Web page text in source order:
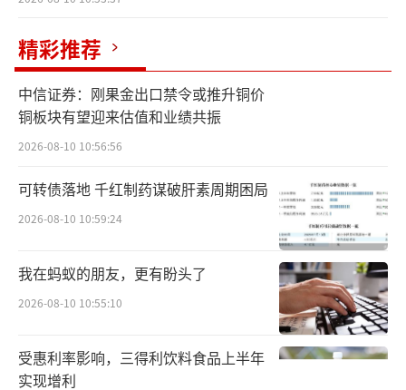
示，饮料行业内卷厉害，随着健康需求的增
长，茶饮以及养生改变品类火爆，桦树汁有一
定的功能性作用，迎合了市场需求，2024年我
已经在桦树汁领域做了超百万元的销售，看到
展，就把合同金额翻番的往上签。
“不知道您喝过没有，如果您持续喝这个
产品，会感受到它的差异性。”游新亭对中华
网财经说。
据游新亭介绍，他从事多年饮料供应链业
务，代理了多个品牌的能量饮料和茶饮品牌。
精彩推荐
中信证券：刚果金出口禁令或推升铜价
铜板块有望迎来估值和业绩共振
2026-08-10 10:56:56
可转债落地 千红制药谋破肝素周期困局
2026-08-10 10:59:24
我在蚂蚁的朋友，更有盼头了
2026-08-10 10:55:10
受惠利率影响，三得利饮料食品上半年
实现增利